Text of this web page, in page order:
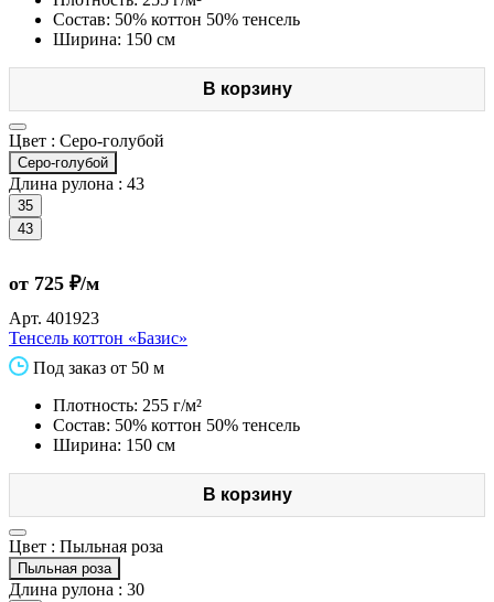
Состав: 50% коттон 50% тенсель
Ширина: 150 см
В корзину
Цвет : Серо-голубой
Серо-голубой
Длина рулона : 43
35
43
от 725 ₽/м
Арт. 401923
Тенсель коттон «Базис»
Под заказ от 50 м
Плотность: 255 г/м²
Состав: 50% коттон 50% тенсель
Ширина: 150 см
В корзину
Цвет : Пыльная роза
Пыльная роза
Длина рулона : 30